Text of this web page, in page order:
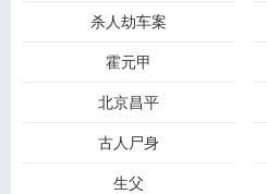
杀人劫车案
霍元甲
北京昌平
古人尸身
生父